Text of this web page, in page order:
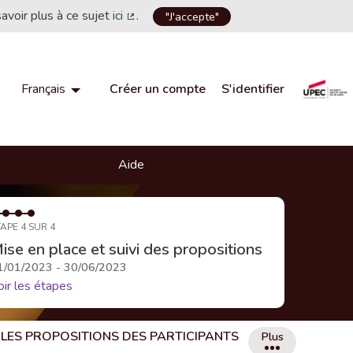
plus à ce sujetici
(Lien externe)
. "J'accepte"
Français Choisir la langueChoose language
Créer un compte S'identifier
Aide
4 SUR 4
en place et suivi des propositions
01/2023 - 30/06/2023
les étapes
LES PROPOSITIONS DES PARTICIPANTS Plus